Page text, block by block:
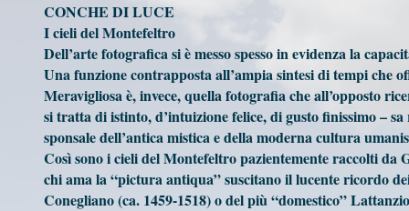
CONCHE DI LUCE
I cieli del Montefeltro
Dell’arte fotografica si è messo spesso in evidenza la
Una funzione contrapposta all’ampia sintesi di tempi che
Meravigliosa è, invece, quella fotografia che all’opposto
si tratta di istinto, d’intuizione felice, di gusto finissimo –
sponsale dell’antica mistica e della moderna cultura
Così sono i cieli del Montefeltro pazientemente raccolti
chi ama la “pictura antiqua” suscitano il lucente ricordo
Conegliano (ca. 1459-1518) o del più “domestico”